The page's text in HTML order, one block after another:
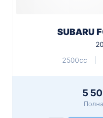
SUBARU
2500cc
5